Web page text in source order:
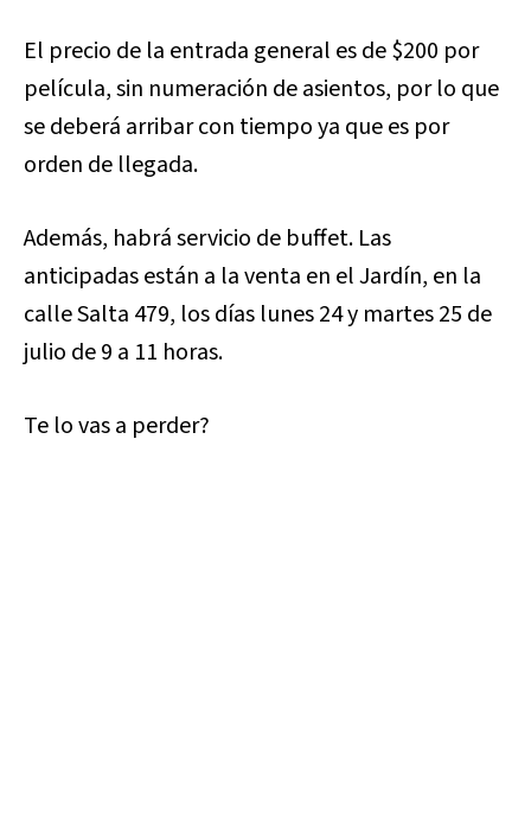
El precio de la entrada general es de $200 por
película, sin numeración de asientos, por lo que
se deberá arribar con tiempo ya que es por
orden de llegada.
Además, habrá servicio de buffet. Las
anticipadas están a la venta en el Jardín, en la
calle Salta 479, los días lunes 24 y martes 25 de
julio de 9 a 11 horas.
Te lo vas a perder?